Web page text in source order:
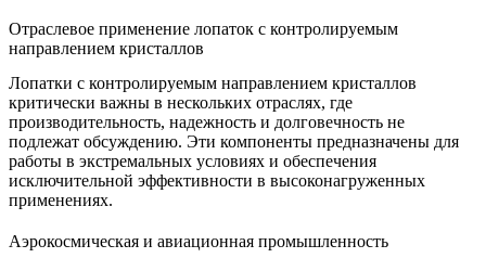
Отраслевое применение лопаток с контролируемым
направлением кристаллов
Лопатки с контролируемым направлением кристаллов
критически важны в нескольких отраслях, где
производительность, надежность и долговечность не
подлежат обсуждению. Эти компоненты предназначены для
работы в экстремальных условиях и обеспечения
исключительной эффективности в высоконагруженных
применениях.
Аэрокосмическая и авиационная промышленность